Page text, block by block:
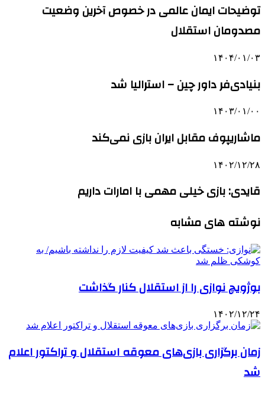
توضیحات ایمان عالمی در خصوص آخرین وضعیت
مصدومان استقلال
۱۴۰۴/۰۱/۰۳
بنیادی‌فر داور چین – استرالیا شد
۱۴۰۳/۰۱/۰۰
ماشاریپوف مقابل ایران بازی نمی‌کند
۱۴۰۲/۱۲/۲۸
قایدی: بازی خیلی مهمی با امارات داریم
نوشته های مشابه
بوژویچ نوازی را از استقلال کنار گذاشت
۱۴۰۲/۱۲/۲۴
زمان برگزاری بازی‌های معوقه استقلال و تراکتور اعلام
شد